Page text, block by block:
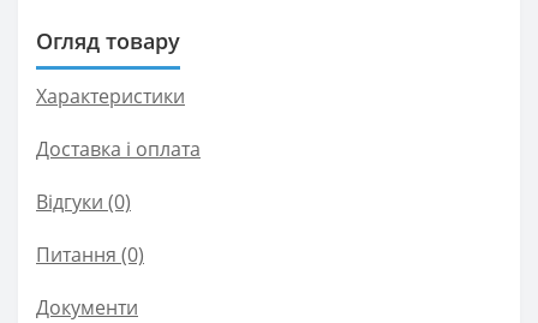
Огляд товару
Характеристики
Доставка і оплата
Відгуки (0)
Питання (0)
Документи